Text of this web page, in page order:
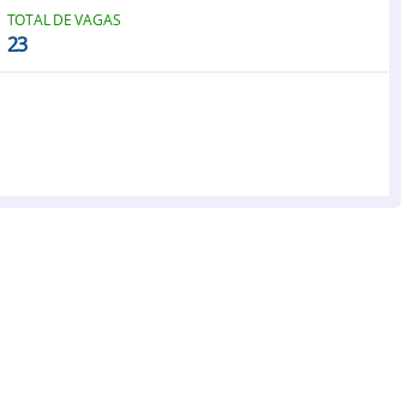
TOTAL DE VAGAS
23